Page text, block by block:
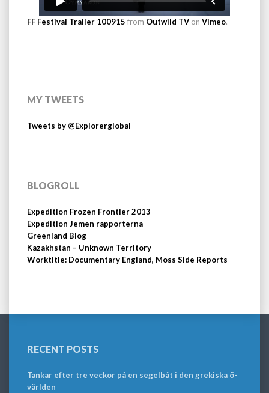
FF Festival Trailer 100915 from Outwild TV on Vimeo.
MY TWEETS
Tweets by @Explorerglobal
BLOGROLL
Expedition Frozen Frontier 2013
Expedition Jemen rapporterna
Greenland Blog
Kazakhstan – Unknown Territory
Worktitle: Documentary England, Moss Side Reports
RECENT POSTS
Tankar efter tre veckor på en segelbåt i den grekiska ö-
världen